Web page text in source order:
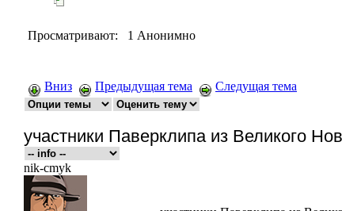
Просматривают: 1 Анонимно
Вниз Предыдущая тема Следущая тема
участники Паверклипа из Великого
nik-cmyk